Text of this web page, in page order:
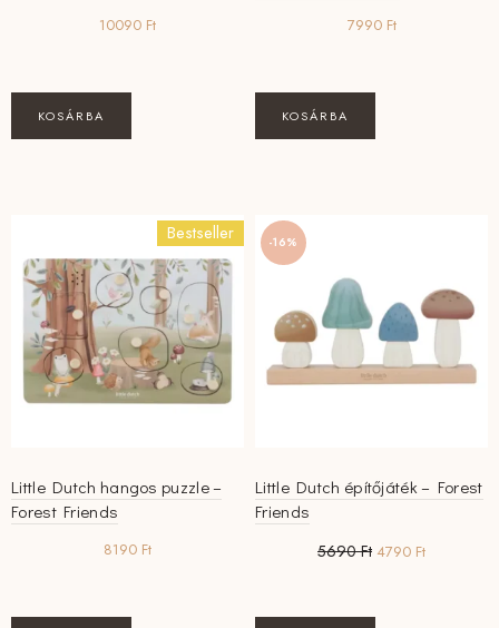
10090 Ft
KOSÁRBA
7990 Ft
KOSÁRBA
Bestseller
Little Dutch hangos puzzle –
Forest Friends
8190 Ft
-16%
Little Dutch építőjáték – Forest
Friends
5690Ft Original
4790 FtCurrent